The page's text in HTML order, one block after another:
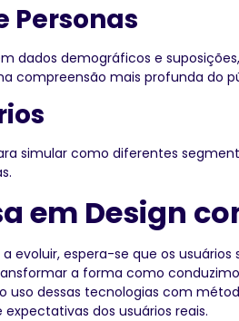
Personas
dados demográficos e
compreensão mais profunda do
simular como diferentes
em Design
evoluir, espera-se que os
a forma como
dessas tecnologias com
dos usuários reais.